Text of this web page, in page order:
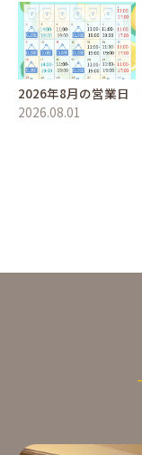
2026年8月の営業日
2026.08.01